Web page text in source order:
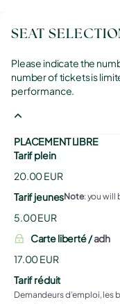
- Tarif pour les minimas
80 70
SEAT
Please indicate the
number of tickets is
performance.
PLACEMENT LIBRE
Tarif plein
20.00EUR
Tarif jeunesNote: you will
5.00EUR
Carte liberté adh
17.00EUR
Tarif réduit
Demandeurs d’emploi, les